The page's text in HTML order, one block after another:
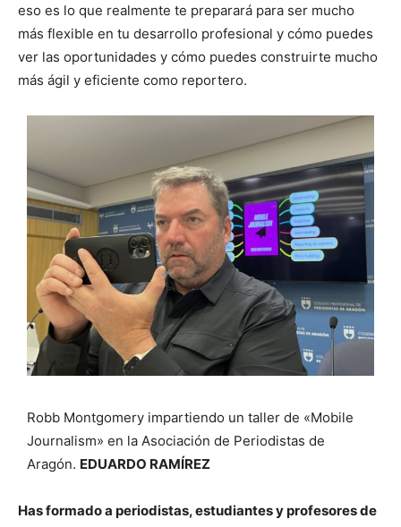
eso es lo que realmente te preparará para ser mucho
más flexible en tu desarrollo profesional y cómo puedes
ver las oportunidades y cómo puedes construirte mucho
más ágil y eficiente como reportero.
Robb Montgomery impartiendo un taller de «Mobile
Journalism» en la Asociación de Periodistas de
Aragón. EDUARDO RAMÍREZ
Has formado a periodistas, estudiantes y profesores de